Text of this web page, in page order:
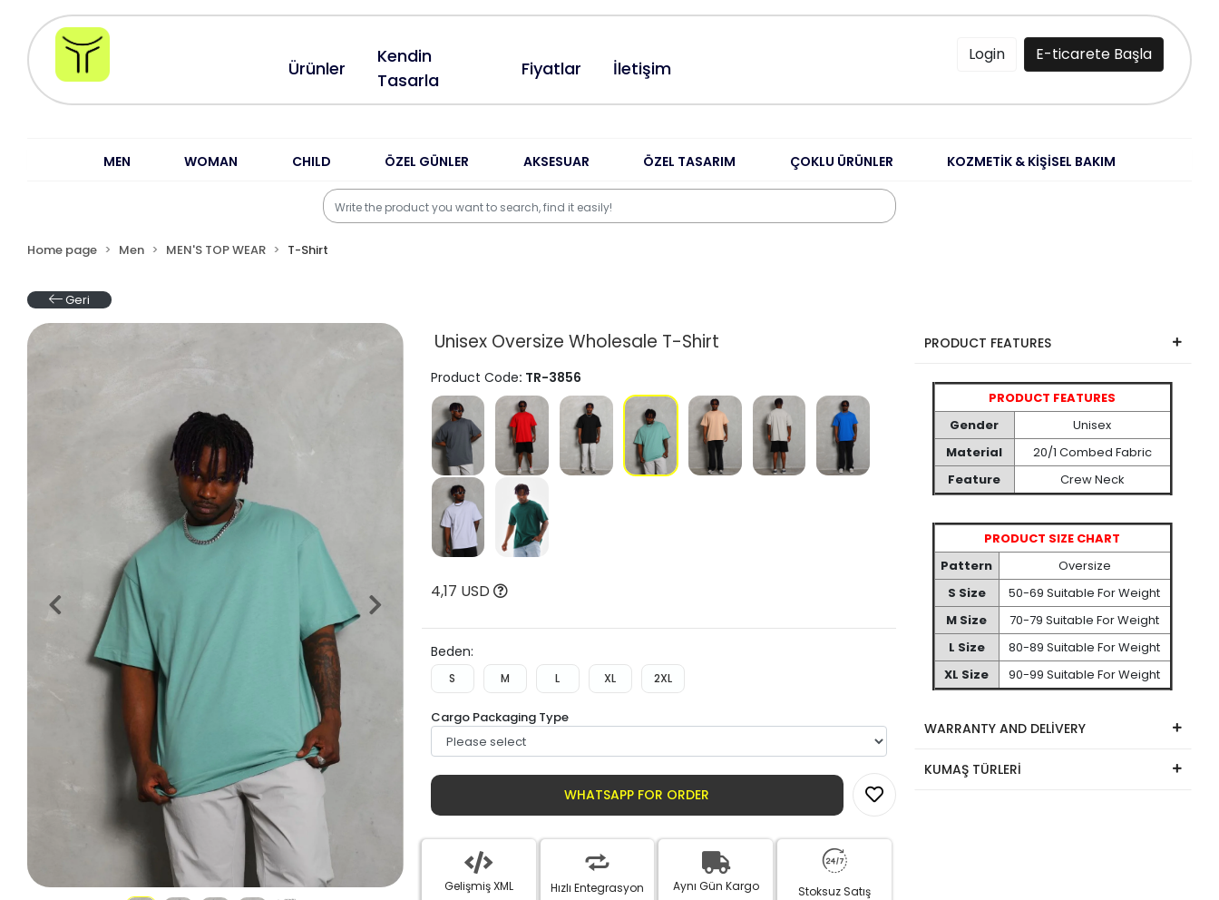
Ürünler
Kendin
Tasarla
Fiyatlar İletişim
Login E-ticarete Başla
MEN WOMAN CHILD ÖZEL GÜNLER AKSESUAR ÖZEL TASARIM ÇOKLU ÜRÜNLER KOZMETİK & KİŞİSEL BAKIM
Home page Men MEN'S TOP WEAR T-Shirt
Geri
Unisex Oversize Wholesale T-Shirt
Product Code: TR-3856
4,17 USD
Beden:
S M L XL 2XL
Cargo Packaging Type
WHATSAPP FOR ORDER
Gelişmiş XML Hızlı Entegrasyon Aynı Gün Kargo Stoksuz Satış
PRODUCT FEATURES
PRODUCT FEATURES
Gender
Unisex
Material
20/1 Combed Fabric
Feature
Crew Neck
PRODUCT SIZE CHART
Pattern
Oversize
S Size
50-69 Suitable For Weight
M Size
70-79 Suitable For Weight
L Size
80-89 Suitable For Weight
XL Size
90-99 Suitable For Weight
WARRANTY AND DELİVERY
KUMAŞ TÜRLERİ